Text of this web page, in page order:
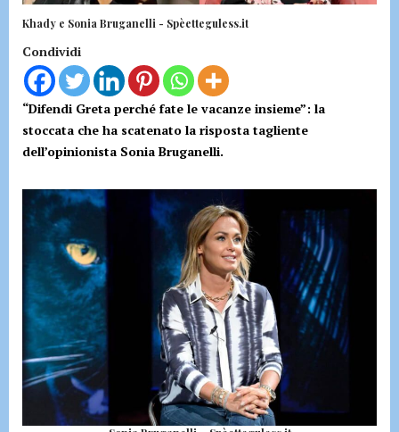
Khady e Sonia Bruganelli - Spèetteguless.it
Condividi
“Difendi Greta perché fate le vacanze insieme”: la
stoccata che ha scatenato la risposta tagliente
dell’opinionista Sonia Bruganelli.